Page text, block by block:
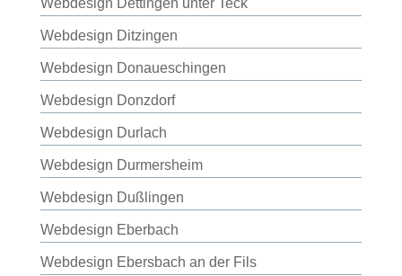
Webdesign Dettingen unter Teck
Webdesign Ditzingen
Webdesign Donaueschingen
Webdesign Donzdorf
Webdesign Durlach
Webdesign Durmersheim
Webdesign Dußlingen
Webdesign Eberbach
Webdesign Ebersbach an der Fils